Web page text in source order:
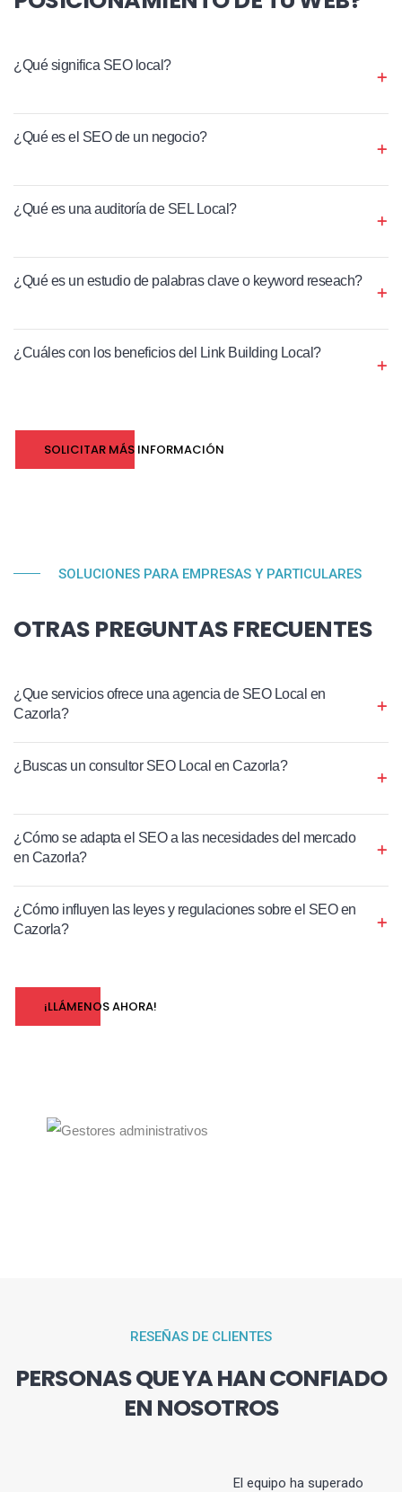
¿Qué significa SEO local?
¿Qué es el SEO de un negocio?
¿Qué es una auditoría de SEL Local?
¿Qué es un estudio de palabras clave o keyword reseach?
¿Cuáles con los beneficios del Link Building Local?
SOLICITAR MÁS INFORMACIÓN
SOLUCIONES PARA EMPRESAS Y PARTICULARES
OTRAS PREGUNTAS FRECUENTES
¿Que servicios ofrece una agencia de SEO Local en
Cazorla?
¿Buscas un consultor SEO Local en Cazorla?
¿Cómo se adapta el SEO a las necesidades del mercado
en Cazorla?
¿Cómo influyen las leyes y regulaciones sobre el SEO en
Cazorla?
¡LLÁMENOS AHORA!
RESEÑAS DE CLIENTES
PERSONAS QUE YA HAN CONFIADO
EN NOSOTROS
El equipo ha superado